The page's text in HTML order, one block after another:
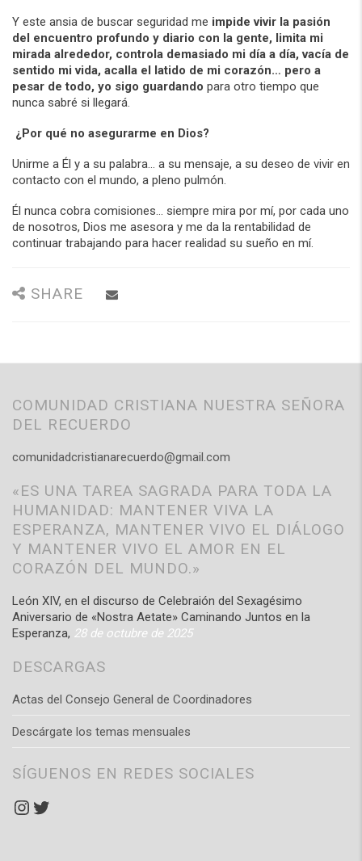
Y este ansia de buscar seguridad me impide vivir la pasión
del encuentro profundo y diario con la gente, limita mi
mirada alrededor, controla demasiado mi día a día, vacía de
sentido mi vida, acalla el latido de mi corazón… pero a
pesar de todo, yo sigo guardando para otro tiempo que
nunca sabré si llegará.
¿Por qué no asegurarme en Dios?
Unirme a Él y a su palabra… a su mensaje, a su deseo de vivir en
contacto con el mundo, a pleno pulmón.
Él nunca cobra comisiones… siempre mira por mí, por cada uno
de nosotros, Dios me asesora y me da la rentabilidad de
continuar trabajando para hacer realidad su sueño en mí.
SHARE
COMUNIDAD CRISTIANA NUESTRA SEÑORA
DEL RECUERDO
comunidadcristianarecuerdo@gmail.com
«ES UNA TAREA SAGRADA PARA TODA LA
HUMANIDAD: MANTENER VIVA LA
ESPERANZA, MANTENER VIVO EL DIÁLOGO
Y MANTENER VIVO EL AMOR EN EL
CORAZÓN DEL MUNDO.»
León XIV, en el discurso de Celebraión del Sexagésimo
Aniversario de «Nostra Aetate» Caminando Juntos en la
Esperanza, 28 de octubre de 2025
DESCARGAS
Actas del Consejo General de Coordinadores
Descárgate los temas mensuales
SÍGUENOS EN REDES SOCIALES
Instagram
Twitter